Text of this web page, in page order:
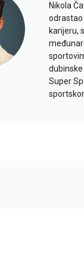
Nikola
odrastao
karijeru,
Super